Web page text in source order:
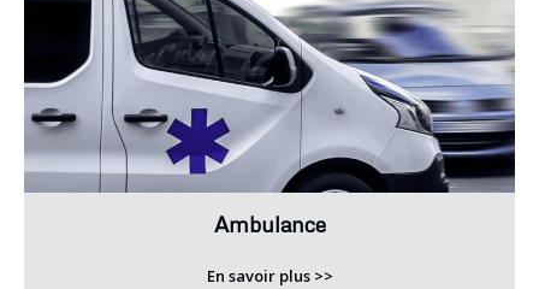
Ambulance
En savoir plus >>